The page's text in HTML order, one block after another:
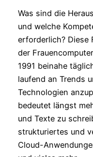
Was sind die
und welche
erforderlich? Diese
der
1991 beinahe
laufend an Trends
Technologien
bedeutet längst
und Texte zu
strukturiertes und
Cloud-